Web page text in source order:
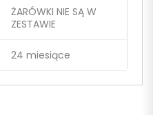
ŻARÓWKI NIE SĄ W
ZESTAWIE
24 miesiące